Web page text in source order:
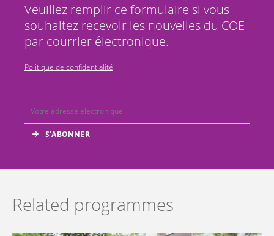
Veuillez remplir ce formulaire si vous
souhaitez recevoir les nouvelles du COE
par courrier électronique.
Politique de confidentialité
Related programmes